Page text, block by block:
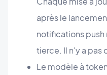
après le
notifications
tierce. Il n'y a pas
Le modèle à